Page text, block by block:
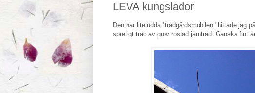
LEVA kungslador
Den här lite udda "trädgårdsmobilen "hittade jag
spretigt träd av grov rostad järntråd. Ganska fint